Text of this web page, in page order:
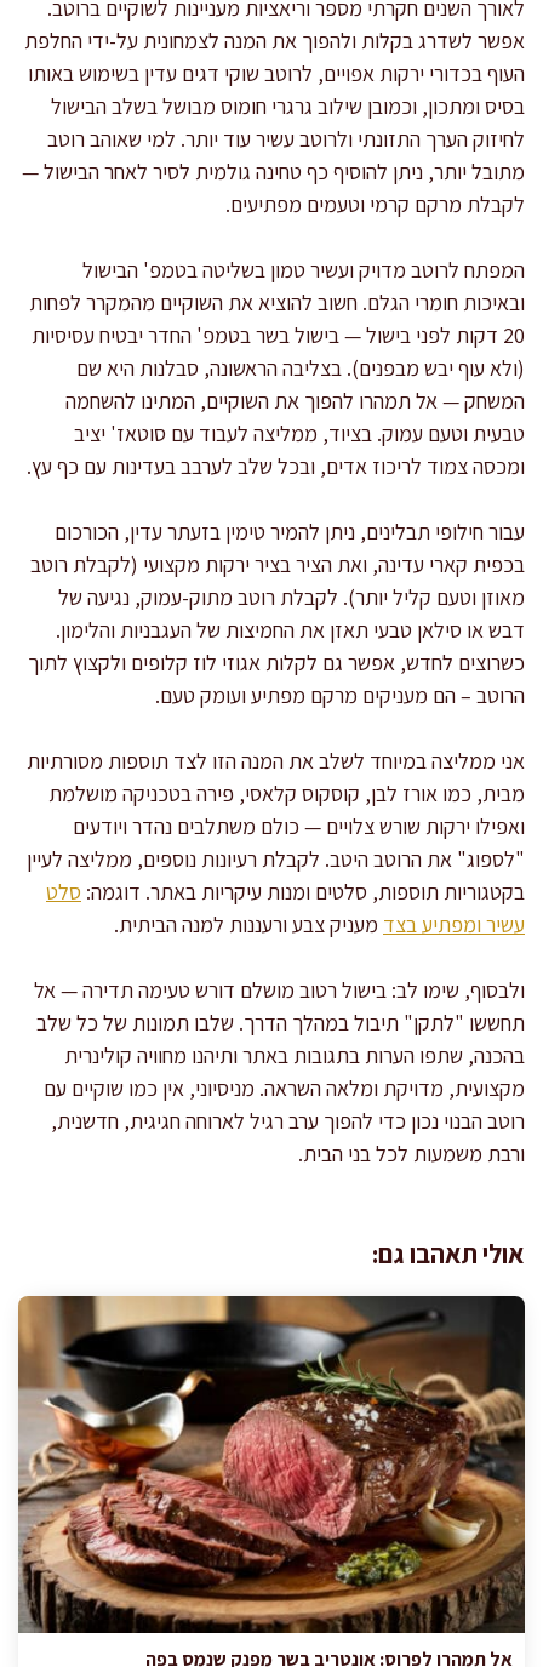
לאורך השנים חקרתי מספר וריאציות מעניינות לשוקיים ברוטב.
אפשר לשדרג בקלות ולהפוך את המנה לצמחונית על-ידי החלפת
העוף בכדורי ירקות אפויים, לרוטב שוקי דגים עדין בשימוש באותו
בסיס ומתכון, וכמובן שילוב גרגרי חומוס מבושל בשלב הבישול
לחיזוק הערך התזונתי ולרוטב עשיר עוד יותר. למי שאוהב רוטב
מתובל יותר, ניתן להוסיף כף טחינה גולמית לסיר לאחר הבישול —
לקבלת מרקם קרמי וטעמים מפתיעים.
המפתח לרוטב מדויק ועשיר טמון בשליטה בטמפ' הבישול
ובאיכות חומרי הגלם. חשוב להוציא את השוקיים מהמקרר לפחות
20 דקות לפני בישול — בישול בשר בטמפ' החדר יבטיח עסיסיות
(ולא עוף יבש מבפנים). בצליבה הראשונה, סבלנות היא שם
המשחק — אל תמהרו להפוך את השוקיים, המתינו להשחמה
טבעית וטעם עמוק. בציוד, ממליצה לעבוד עם סוטאז' יציב
ומכסה צמוד לריכוז אדים, ובכל שלב לערבב בעדינות עם כף עץ.
עבור חילופי תבלינים, ניתן להמיר טימין בזעתר עדין, הכורכום
בכפית קארי עדינה, ואת הציר בציר ירקות מקצועי (לקבלת רוטב
מאוזן וטעם קליל יותר). לקבלת רוטב מתוק-עמוק, נגיעה של
דבש או סילאן טבעי תאזן את החמיצות של העגבניות והלימון.
כשרוצים לחדש, אפשר גם לקלות אגוזי לוז קלופים ולקצוץ לתוך
הרוטב – הם מעניקים מרקם מפתיע ועומק טעם.
אני ממליצה במיוחד לשלב את המנה הזו לצד תוספות מסורתיות
מבית, כמו אורז לבן, קוסקוס קלאסי, פירה בטכניקה מושלמת
ואפילו ירקות שורש צלויים — כולם משתלבים נהדר ויודעים
"לספוג" את הרוטב היטב. לקבלת רעיונות נוספים, ממליצה לעיין
בקטגוריות תוספות, סלטים ומנות עיקריות באתר. דוגמה: סלט
עשיר ומפתיע בצד מעניק צבע ורעננות למנה הביתית.
ולבסוף, שימו לב: בישול רטוב מושלם דורש טעימה תדירה — אל
תחששו "לתקן" תיבול במהלך הדרך. שלבו תמונות של כל שלב
בהכנה, שתפו הערות בתגובות באתר ותיהנו מחוויה קולינרית
מקצועית, מדויקת ומלאה השראה. מניסיוני, אין כמו שוקיים עם
רוטב הבנוי נכון כדי להפוך ערב רגיל לארוחה חגיגית, חדשנית,
ורבת משמעות לכל בני הבית.
אולי תאהבו גם:
אל תמהרו לפרוס: אונטריב בשר מפנק שנמס בפה